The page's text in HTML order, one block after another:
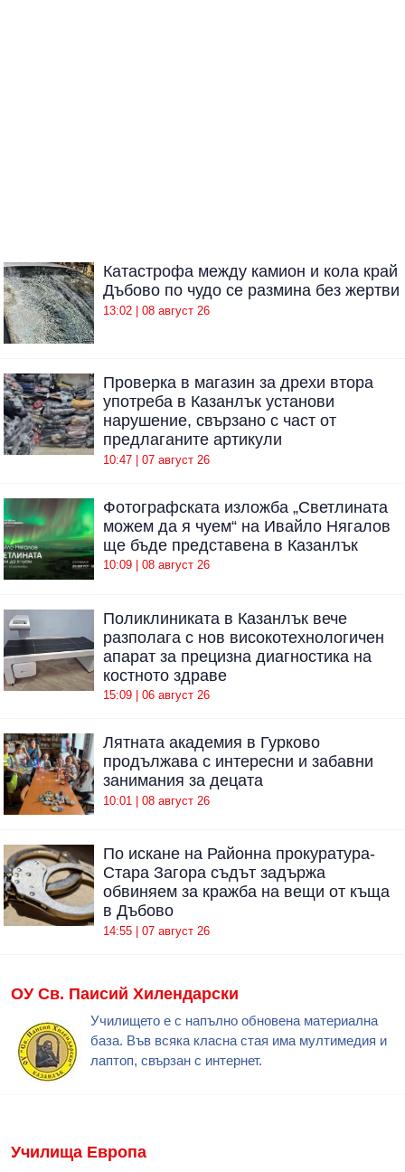
Катастрофа между камион и кола край
Дъбово по чудо се размина без жертви
13:02 | 08 август 26
Проверка в магазин за дрехи втора
употреба в Казанлък установи
нарушение, свързано с част от
предлаганите артикули
10:47 | 07 август 26
Фотографската изложба „Светлината
можем да я чуем“ на Ивайло Нягалов
ще бъде представена в Казанлък
10:09 | 08 август 26
Поликлиниката в Казанлък вече
разполага с нов високотехнологичен
апарат за прецизна диагностика на
костното здраве
15:09 | 06 август 26
Лятната академия в Гурково
продължава с интересни и забавни
занимания за децата
10:01 | 08 август 26
По искане на Районна прокуратура-
Стара Загора съдът задържа
обвиняем за кражба на вещи от къща
в Дъбово
14:55 | 07 август 26
ОУ Св. Паисий Хилендарски
Училището е с напълно обновена материална
база. Във всяка класна стая има мултимедия и
лаптоп, свързан с интернет.
Училища Европа